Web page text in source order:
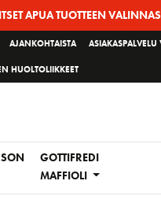
APUA TUOTTEEN
AJANKOHTAISTA
HUOLTOLIIKKEET
GOTTIFREDI
MAFFIOLI